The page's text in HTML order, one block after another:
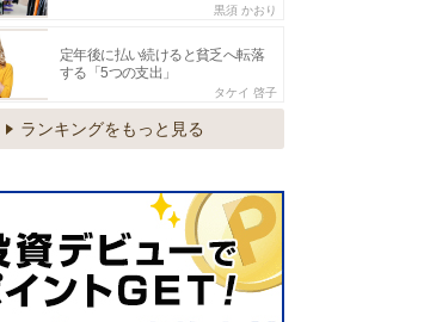
黒須 かおり
定年後に払い続けると貧乏へ転落
する「5つの支出」
タケイ 啓子
ランキングをもっと見る